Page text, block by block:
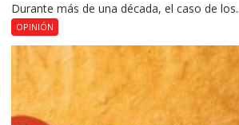
Durante más de una década, el caso de
OPINIÓN